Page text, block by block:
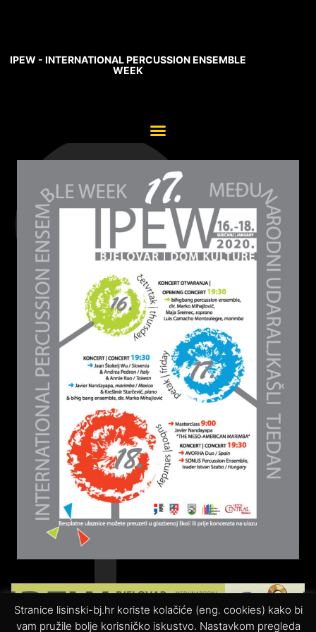
IPEW - INTERNATIONAL PERCUSSION ENSEMBLE
WEEK
Stranice lisinski-bj.hr koriste kolačiće (eng. cookies) kako bi
vam pružile bolje korisničko iskustvo. Nastavkom pregleda